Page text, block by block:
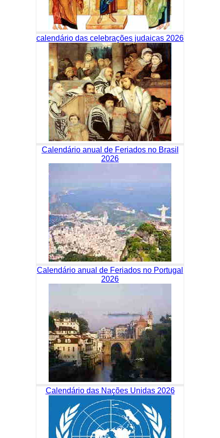
calendário das celebrações judaicas 2026
Calendário anual de Feriados no Brasil
2026
Calendário anual de Feriados no Portugal
2026
Calendário das Nações Unidas 2026